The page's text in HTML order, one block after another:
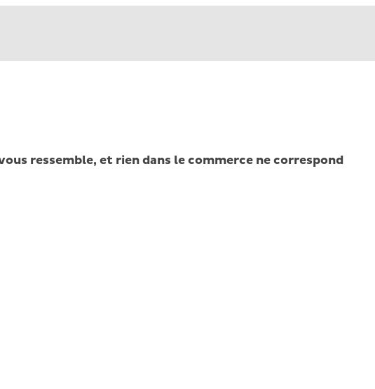
ressemble, et rien dans le commerce ne correspond